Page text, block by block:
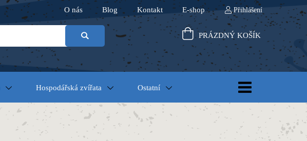
O nás Blog Kontakt E-shop Přihlášení
PRÁZDNÝ KOŠÍK
Hospodářská zvířata Ostatní